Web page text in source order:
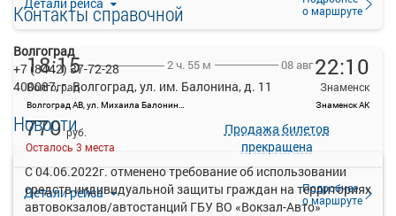
о маршруте
18:15
Волгоград
Волгоград АВ, ул. Михаила Балонина, 11
2 ч. 55 м 08 авг22:10
Знаменск
Знаменск АК
Детали рейса
Подробнее
о маршруте
770 руб.
Осталось 3 места
Продажа билетов
прекращена
Контакты справочной
Волгоград
+7 (8442) 37-72-28
400087, г. Волгоград, ул. им. Балонина, д. 11
Новости
С 04.06.2022г. отменено требование об использовании
средств индивидуальной защиты граждан на территориях
автовокзалов/автостанций ГБУ ВО «Вокзал-Авто»